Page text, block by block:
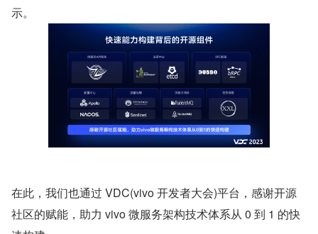
示。
在此，我们也通过 VDC(vivo 开发者大会)平台，感谢开源
社区的赋能，助力 vivo 微服务架构技术体系从 0 到 1 的快